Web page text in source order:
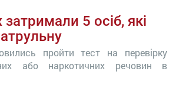
5 осіб, які
пройти тест на перевірку
або наркотичних речовин в